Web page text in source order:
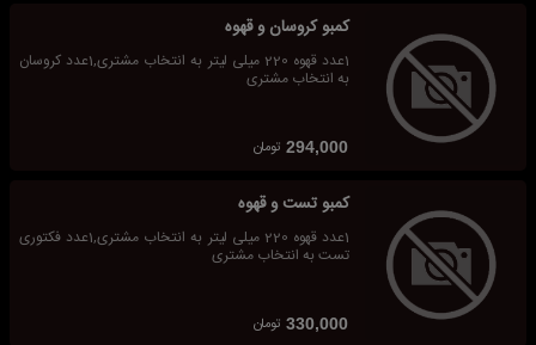
کمبو کروسان و قهوه
1عدد قهوه 220 میلی لیتر به انتخاب مشتری,1عدد کروسان
به انتخاب مشتری
294,000 تومان
کمبو تست و قهوه
1عدد قهوه 220 میلی لیتر به انتخاب مشتری,1عدد فکتوری
تست به انتخاب مشتری
330,000 تومان